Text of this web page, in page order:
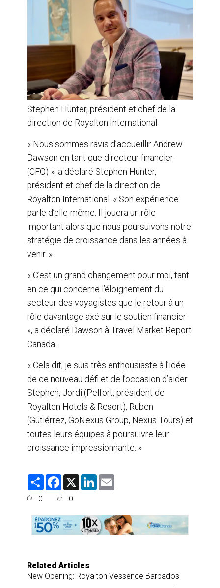
Stephen Hunter, président et chef de la
direction de Royalton International.
« Nous sommes ravis d’accueillir Andrew
Dawson en tant que directeur financier
(CFO) », a déclaré Stephen Hunter,
président et chef de la direction de
Royalton International. « Son expérience
parle d’elle-même. Il jouera un rôle
important alors que nous poursuivons notre
stratégie de croissance dans les années à
venir. »
« C’est un grand changement pour moi, tant
en ce qui concerne l’éloignement du
secteur des voyagistes que le retour à un
rôle davantage axé sur le soutien financier
», a déclaré Dawson à Travel Market Report
Canada.
« Cela dit, je suis très enthousiaste à l’idée
de ce nouveau défi et de l’occasion d’aider
Stephen, Jordi (Pelfort, président de
Royalton Hotels & Resort), Ruben
(Gutiérrez, GoNexus Group, Nexus Tours) et
toutes leurs équipes à poursuivre leur
croissance impressionnante. »
S
F
e
o
o
k
X
L
d
I
n
0 0
Related Articles
New Opening: Royalton Vessence Barbados